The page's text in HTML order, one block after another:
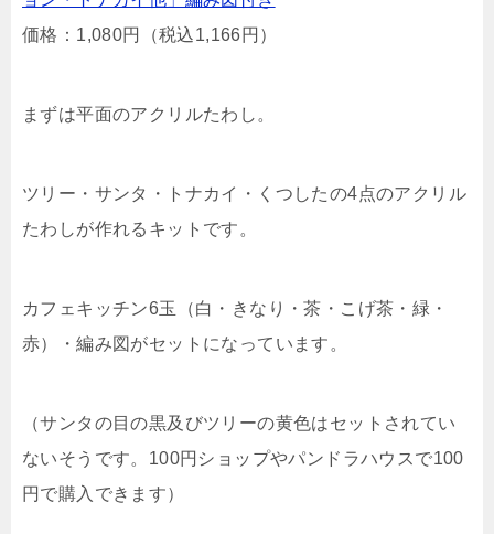
価格：1,080円（税込1,166円）
まずは平面のアクリルたわし。
ツリー・サンタ・トナカイ・くつしたの4点のアクリル
たわしが作れるキットです。
カフェキッチン6玉（白・きなり・茶・こげ茶・緑・
赤）・編み図がセットになっています。
（サンタの目の黒及びツリーの黄色はセットされてい
ないそうです。100円ショップやパンドラハウスで100
円で購入できます）